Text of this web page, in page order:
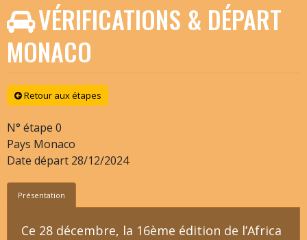
VÉRIFICATIONS & DÉPART
MONACO
Retour aux étapes
N° étape 0
Pays Monaco
Date départ 28/12/2024
Présentation
Ce 28 décembre, la 16ème édition de l’Africa